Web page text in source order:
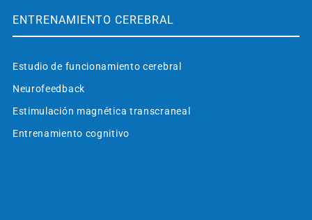
ENTRENAMIENTO CEREBRAL
Estudio de funcionamiento cerebral
Neurofeedback
Estimulación magnética transcraneal
Entrenamiento cognitivo